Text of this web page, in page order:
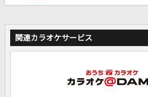
関連カラオケサービス